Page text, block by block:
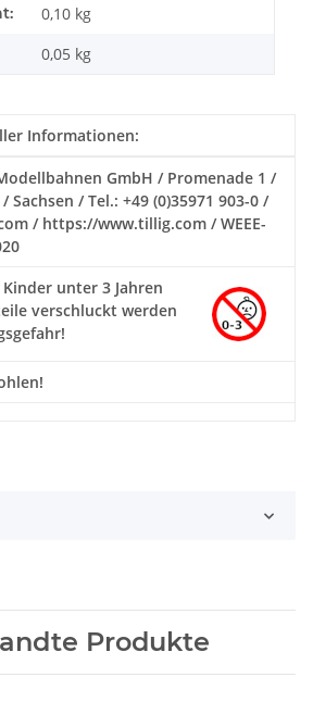
0,10 kg
0,05 kg
Informationen:
GmbH / Promenade 1 /
Sachsen / Tel.: +49 (0)35971 903-0 /
/ https://www.tillig.com / WEEE-
unter 3 Jahren
verschluckt werden
Produkte